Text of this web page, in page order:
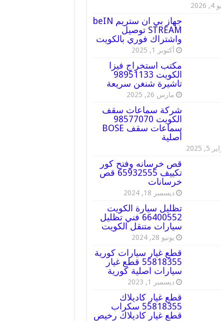
2026
جهاز بي ان ستريم beIN
STREAM توصيل
واشتراك فوري بالكويت
أكتوبر 1, 2025
مكتب استخراج فيزا
الكويت 98951133
تاشيرة شنغن سريعة
مارس 26, 2025
شركة سماعات سقف
الكويت 98577070
سماعات سقف BOSE
أصلية
2025
قص خرسانه وفتح كور
تكييف 65932555 قص
خرسانات
ديسمبر 18, 2024
تظليل سيارة الكويت
66400552 فني تظليل
سيارات متنقل الكويت
يونيو 28, 2024
قطع غيار سيارات كورية
55818355 قطع غيار
سيارات اصلية كورية
ديسمبر 1, 2023
قطع غيار كاديلاك
55818355 سكراب
قطع غيار كاديلاك رخيص